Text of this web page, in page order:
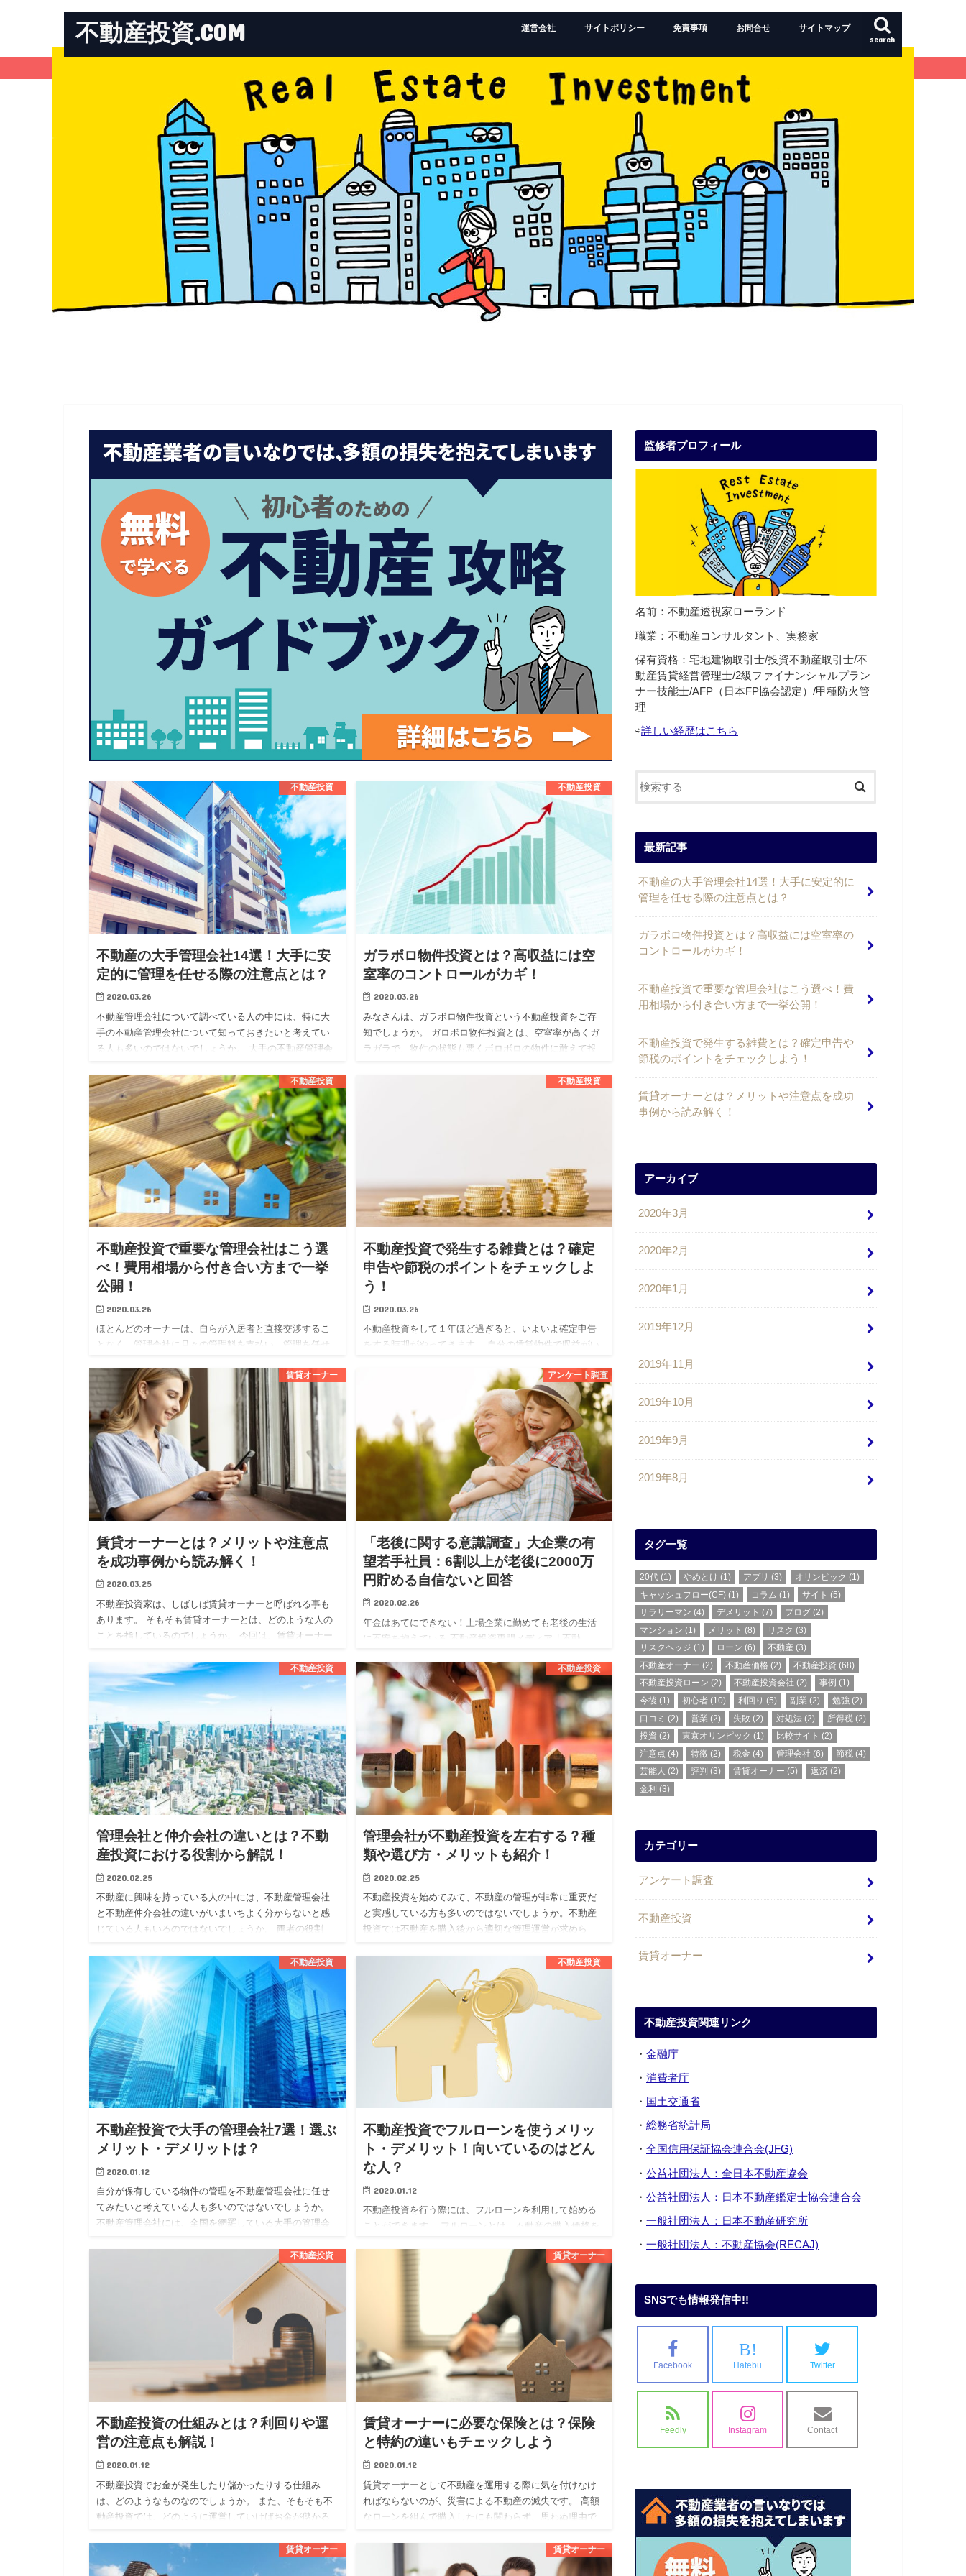
不動産投資.COM search
運営会社 サイトポリシー 免責事項 お問合せ サイトマップ
不動産投資
不動産の大手管理会社14選！大手に安
定的に管理を任せる際の注意点とは？
2020.03.26
不動産管理会社について調べている人の中には、特に大
手の不動産管理会社について知っておきたいと考えてい
る人も多いのではないでしょうか。 大手の不動産管理会
ービスを期待する事…
不動産投資
ガラボロ物件投資とは？高収益には空
室率のコントロールがカギ！
2020.03.26
みなさんは、ガラボロ物件投資という不動産投資をご存
知でしょうか。 ガロボロ物件投資とは、空室率が高くガ
ラガラで、物件の状態も悪くボロボロの物件に敢えて投
不動産投資
不動産投資で重要な管理会社はこう選
べ！費用相場から付き合い方まで一挙
公開！
2020.03.26
ほとんどのオーナーは、自らが入居者と直接交渉するこ
となく、管理会社に月々の管理料を支払い、管理を任せ
とで専門家に任せられる安心感が得られ、賃貸経営にか
かる勉強や労力を軽…
不動産投資
不動産投資で発生する雑費とは？確定
申告や節税のポイントをチェックしよ
う！
2020.03.26
不動産投資をして１年ほど過ぎると、いよいよ確定申告
をする時期がやってきます。 自分の賃貸物件で収益がい
か、初めての場合は特に分からないこともあるかと思い
賃貸オーナー
賃貸オーナーとは？メリットや注意点
を成功事例から読み解く！
2020.03.25
不動産投資家は、しばしば賃貸オーナーと呼ばれる事も
あります。 そもそも賃貸オーナーとは、どのような人の
ことを指しているのでしょうか。 今回は、賃貸オーナー
ます。 賃貸オー…
アンケート調査
「老後に関する意識調査」大企業の有
望若手社員：6割以上が老後に2000万
円貯める自信ないと回答
2020.02.26
年金はあてにできない！上場企業に勤めても老後の生活
に不安を抱えている 不動産投資専門メディア「不動
藤 剛、本社：東京都渋谷区）は、上場企業勤続3年目以
上の20代男…
不動産投資
管理会社と仲介会社の違いとは？不動
産投資における役割から解説！
2020.02.25
不動産に興味を持っている人の中には、不動産管理会社
と不動産仲介会社の違いがいまいちよく分からないと感
じている人もいるのではないでしょうか。 両者の役割
す。 今回は、そんな不…
不動産投資
管理会社が不動産投資を左右する？種
類や選び方・メリットも紹介！
2020.02.25
不動産投資を始めてみて、不動産の管理が非常に重要だ
と実感している方も多いのではないでしょうか。不動産
投資では不動産を購入後から適切な管理運営が求めら
不動産投資
不動産投資で大手の管理会社7選！選ぶ
メリット・デメリットは？
2020.01.12
自分が保有している物件の管理を不動産管理会社に任せ
てみたいと考えている人も多いのではないでしょうか。
不動産管理会社には、全国を網羅している大手の管理会
不動産投資
不動産投資でフルローンを使うメリッ
ト・デメリット！向いているのはどん
な人？
2020.01.12
不動産投資を行う際には、フルローンを利用して始める
ことができます。 フルローンとは、不動産の購入価格を
ものです。 不動産投資を始めたい人の中には、フルロー
不動産投資
不動産投資の仕組みとは？利回りや運
営の注意点も解説！
2020.01.12
不動産投資でお金が発生したり儲かったりする仕組み
は、どのようなものなのでしょうか。 また、そもそも不
動産投資では、どのように運営していけばお金が儲かる
賃貸オーナー
賃貸オーナーに必要な保険とは？保険
と特約の違いもチェックしよう
2020.01.12
賃貸オーナーとして不動産を運用する際に気を付けなけ
ればならないのが、災害による不動産の滅失です。 高額
なローンを組んで購入したにも関わらず、思わぬ理由で
賃貸オーナー 賃貸オーナー
監修者プロフィール
名前：不動産透視家ローランド
職業：不動産コンサルタント、実務家
保有資格：宅地建物取引士/投資不動産取引士/不
動産賃貸経営管理士/2級ファイナンシャルプラン
ナー技能士/AFP（日本FP協会認定）/甲種防火管
理
⇨詳しい経歴はこちら
最新記事
不動産の大手管理会社14選！大手に安定的に
管理を任せる際の注意点とは？
ガラボロ物件投資とは？高収益には空室率の
コントロールがカギ！
不動産投資で重要な管理会社はこう選べ！費
用相場から付き合い方まで一挙公開！
不動産投資で発生する雑費とは？確定申告や
節税のポイントをチェックしよう！
賃貸オーナーとは？メリットや注意点を成功
事例から読み解く！
アーカイブ
2020年3月
2020年2月
2020年1月
2019年12月
2019年11月
2019年10月
2019年9月
2019年8月
タグ一覧
20代 (1) やめとけ (1) アプリ (3) オリンピック (1)
キャッシュフロー(CF) (1) コラム (1) サイト (5)
サラリーマン (4) デメリット (7) ブログ (2)
マンション (1) メリット (8) リスク (3)
リスクヘッジ (1) ローン (6) 不動産 (3)
不動産オーナー (2) 不動産価格 (2) 不動産投資 (68)
不動産投資ローン (2) 不動産投資会社 (2) 事例 (1)
今後 (1) 初心者 (10) 利回り (5) 副業 (2) 勉強 (2)
口コミ (2) 営業 (2) 失敗 (2) 対処法 (2) 所得税 (2)
投資 (2) 東京オリンピック (1) 比較サイト (2)
注意点 (4) 特徴 (2) 税金 (4) 管理会社 (6) 節税 (4)
芸能人 (2) 評判 (3) 賃貸オーナー (5) 返済 (2)
金利 (3)
カテゴリー
アンケート調査
不動産投資
賃貸オーナー
不動産投資関連リンク
・ 金融庁
・ 消費者庁
・ 国土交通省
・ 総務省統計局
・ 全国信用保証協会連合会(JFG)
・ 公益社団法人：全日本不動産協会
・ 公益社団法人：日本不動産鑑定士協会連合会
・ 一般社団法人：日本不動産研究所
・ 一般社団法人：不動産協会(RECAJ)
SNSでも情報発信中!!
Facebook
B!
Hatebu Twitter
Feedly Instagram Contact